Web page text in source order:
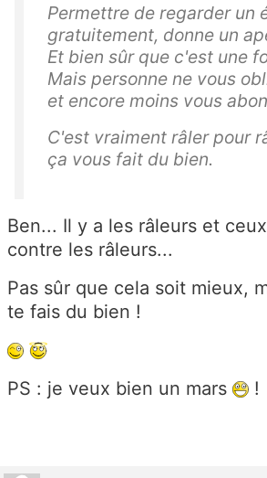
Permettre de regarder un
gratuitement, donne un
Et bien sûr que c'est une
Mais personne ne vous
et encore moins vous
C'est vraiment râler pour
ça vous fait du bien.
Ben... Il y a les râleurs et
contre les râleurs...
Pas sûr que cela soit mieux,
te fais du bien !
PS : je veux bien un mars !